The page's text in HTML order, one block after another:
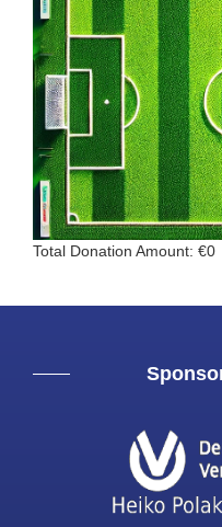
Total Donation Amount: €0